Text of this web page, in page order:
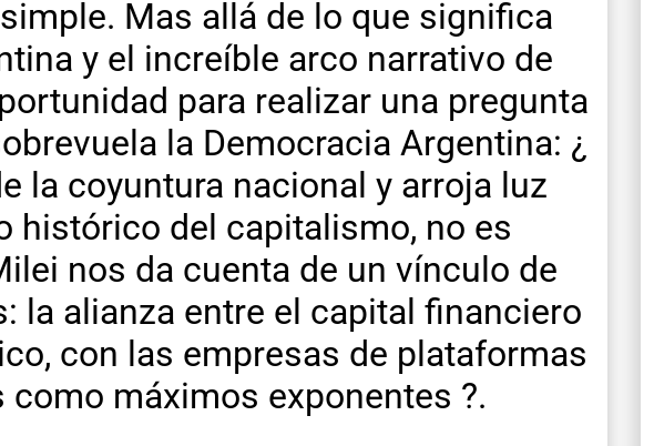
Mas allá de lo que significa
y el increíble arco narrativo de
para realizar una pregunta
la Democracia Argentina: ¿
la coyuntura nacional y arroja luz
histórico del capitalismo, no es
nos da cuenta de un vínculo de
la alianza entre el capital financiero
con las empresas de plataformas
máximos exponentes ?.